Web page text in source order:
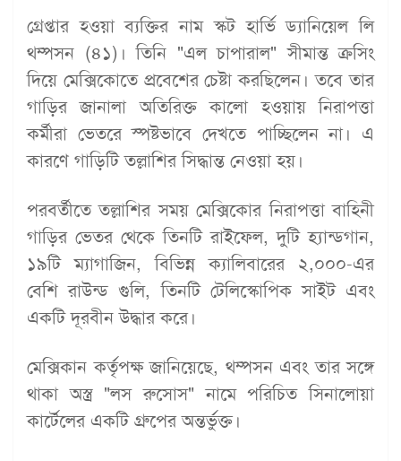
গ্রেপ্তার হওয়া ব্যক্তির নাম স্কট হার্ভি ড্যানিয়েল লি
থম্পসন (৪১)। তিনি "এল চাপারাল" সীমান্ত ক্রসিং
দিয়ে মেক্সিকোতে প্রবেশের চেষ্টা করছিলেন। তবে তার
গাড়ির জানালা অতিরিক্ত কালো হওয়ায় নিরাপত্তা
কর্মীরা ভেতরে স্পষ্টভাবে দেখতে পাচ্ছিলেন না। এ
কারণে গাড়িটি তল্লাশির সিদ্ধান্ত নেওয়া হয়।
পরবর্তীতে তল্লাশির সময় মেক্সিকোর নিরাপত্তা বাহিনী
গাড়ির ভেতর থেকে তিনটি রাইফেল, দুটি হ্যান্ডগান,
১৯টি ম্যাগাজিন, বিভিন্ন ক্যালিবারের ২,০০০-এর
বেশি রাউন্ড গুলি, তিনটি টেলিস্কোপিক সাইট এবং
একটি দূরবীন উদ্ধার করে।
মেক্সিকান কর্তৃপক্ষ জানিয়েছে, থম্পসন এবং তার সঙ্গে
থাকা অস্ত্র "লস রুসোস" নামে পরিচিত সিনালোয়া
কার্টেলের একটি গ্রুপের অন্তর্ভুক্ত।